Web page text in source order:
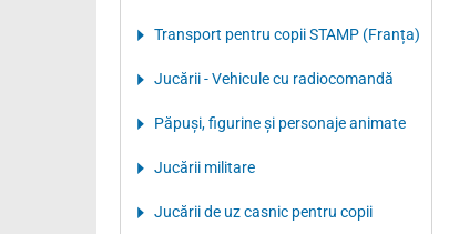
Transport pentru copii STAMP (Franța)
Jucării - Vehicule cu radiocomandă
Păpuşi, figurine şi personaje animate
Jucării militare
Jucării de uz casnic pentru copii